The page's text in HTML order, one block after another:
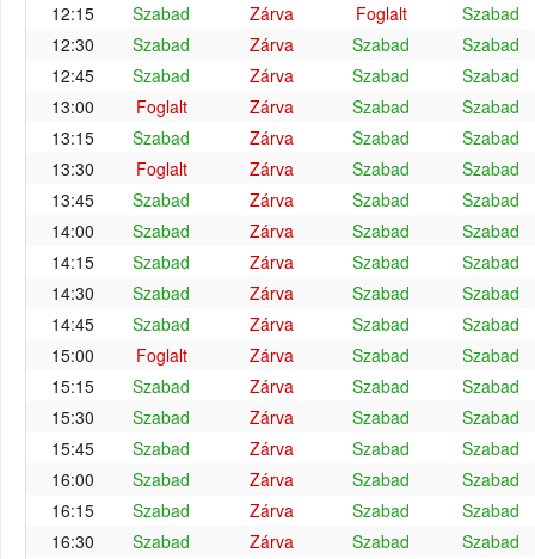
12:15
Szabad Zárva Foglalt
Szabad
12:30
Szabad Zárva Szabad
Szabad
12:45
Szabad Zárva Szabad
Szabad
13:00
Foglalt Zárva Szabad
Szabad
13:15
Szabad Zárva Szabad
Szabad
13:30
Foglalt Zárva Szabad
Szabad
13:45
Szabad Zárva Szabad
Szabad
14:00
Szabad Zárva Szabad
Szabad
14:15
Szabad Zárva Szabad
Szabad
14:30
Szabad Zárva Szabad
Szabad
14:45
Szabad Zárva Szabad
Szabad
15:00
Foglalt Zárva Szabad
Szabad
15:15
Szabad Zárva Szabad
Szabad
15:30
Szabad Zárva Szabad
Szabad
15:45
Szabad Zárva Szabad
Szabad
16:00
Szabad Zárva Szabad
Szabad
16:15
Szabad Zárva Szabad
Szabad
16:30
Szabad Zárva Szabad
Szabad